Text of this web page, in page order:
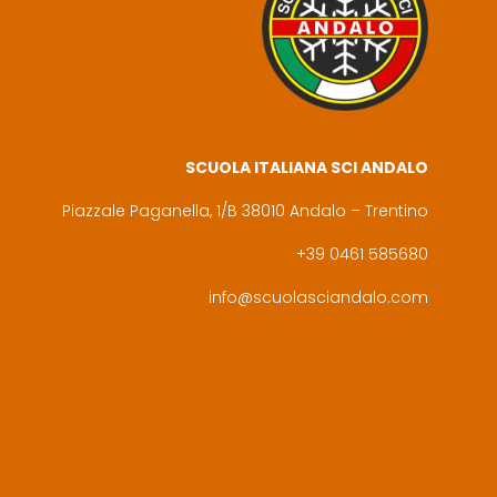
SCUOLA ITALIANA SCI ANDALO
Piazzale Paganella, 1/B 38010 Andalo – Trentino
+39 0461 585680
info@scuolasciandalo.com